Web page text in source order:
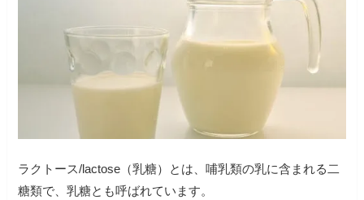
ラクトース/lactose（乳糖）とは、哺乳類の乳に含まれる二
糖類で、乳糖とも呼ばれています。